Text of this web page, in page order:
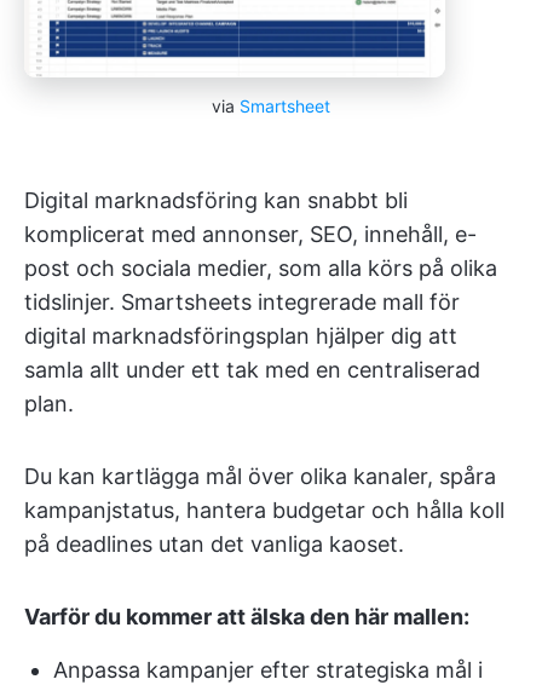
via Smartsheet
Digital marknadsföring kan snabbt bli
komplicerat med annonser, SEO, innehåll, e-
post och sociala medier, som alla körs på olika
tidslinjer. Smartsheets integrerade mall för
digital marknadsföringsplan hjälper dig att
samla allt under ett tak med en centraliserad
plan.
Du kan kartlägga mål över olika kanaler, spåra
kampanjstatus, hantera budgetar och hålla koll
på deadlines utan det vanliga kaoset.
Varför du kommer att älska den här mallen:
Anpassa kampanjer efter strategiska mål i